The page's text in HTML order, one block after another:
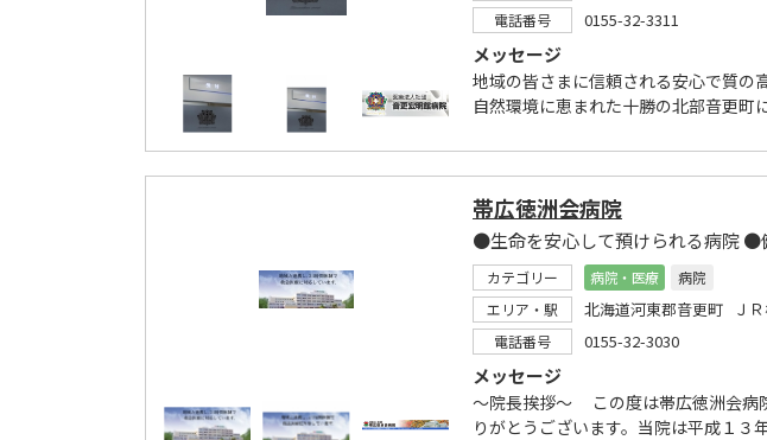
電話番号 0155-32-3311
メッセージ
地域の皆さまに信頼される安心で質の
自然環境に恵まれた十勝の北部音更町
帯広徳洲会病院
●生命を安心して預けられる病院 ●
カテゴリー 病院・医療
病院
エリア・駅
北海道河東郡音更町 Ｊ
電話番号 0155-32-3030
メッセージ
～院長挨拶～ この度は帯広徳洲会病
りがとうございます。当院は平成１３